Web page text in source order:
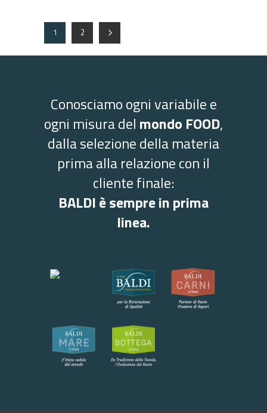
1 2
Conosciamo ogni variabile e
ogni misura del mondo FOOD,
dalla selezione della materia
prima alla relazione con il
cliente finale:
BALDI è sempre in prima
linea.